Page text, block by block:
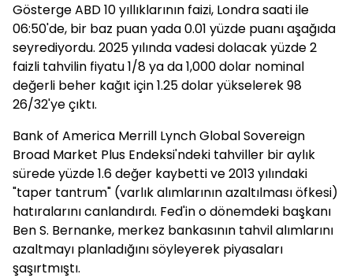
Gösterge ABD 10 yıllıklarının faizi, Londra saati ile
06:50'de, bir baz puan yada 0.01 yüzde puanı aşağıda
seyrediyordu. 2025 yılında vadesi dolacak yüzde 2
faizli tahvilin fiyatu 1/8 ya da 1,000 dolar nominal
değerli beher kağıt için 1.25 dolar yükselerek 98
26/32'ye çıktı.
Bank of America Merrill Lynch Global Sovereign
Broad Market Plus Endeksi'ndeki tahviller bir aylık
sürede yüzde 1.6 değer kaybetti ve 2013 yılındaki
"taper tantrum" (varlık alımlarının azaltılması öfkesi)
hatıralarını canlandırdı. Fed'in o dönemdeki başkanı
Ben S. Bernanke, merkez bankasının tahvil alımlarını
azaltmayı planladığını söyleyerek piyasaları
şaşırtmıştı.